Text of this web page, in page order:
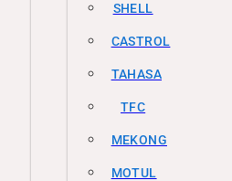
SHELL
CASTROL
TAHASA
TFC
MEKONG
MOTUL